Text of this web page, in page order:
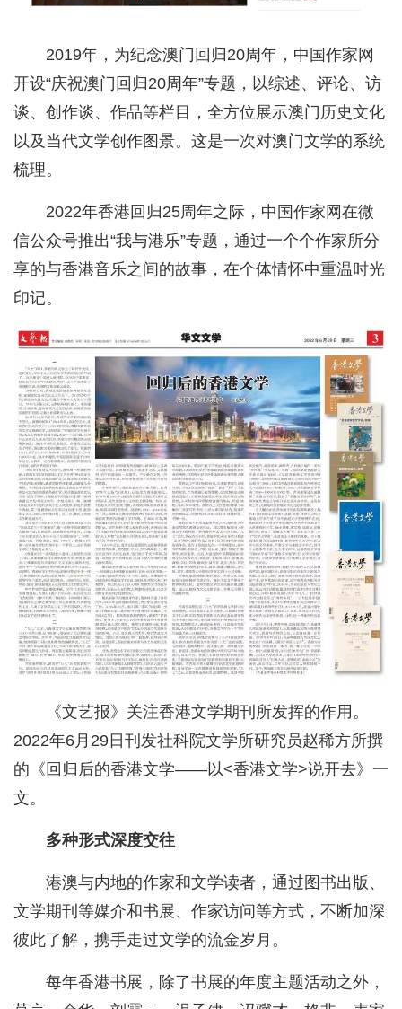
2019年，为纪念澳门回归20周年，中国作家网
开设“庆祝澳门回归20周年”专题，以综述、评论、访
谈、创作谈、作品等栏目，全方位展示澳门历史文化
以及当代文学创作图景。这是一次对澳门文学的系统
梳理。
2022年香港回归25周年之际，中国作家网在微
信公众号推出“我与港乐”专题，通过一个个作家所分
享的与香港音乐之间的故事，在个体情怀中重温时光
印记。
《文艺报》关注香港文学期刊所发挥的作用。
2022年6月29日刊发社科院文学所研究员赵稀方所撰
的《回归后的香港文学——以<香港文学>说开去》一
文。
多种形式深度交往
港澳与内地的作家和文学读者，通过图书出版、
文学期刊等媒介和书展、作家访问等方式，不断加深
彼此了解，携手走过文学的流金岁月。
每年香港书展，除了书展的年度主题活动之外，